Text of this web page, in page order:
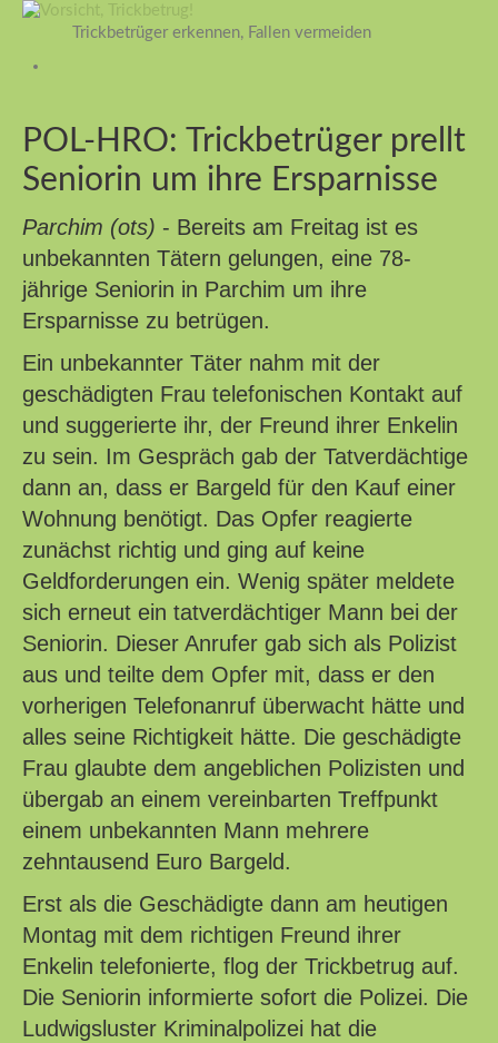
Trickbetrüger erkennen, Fallen vermeiden
POL-HRO: Trickbetrüger prellt
Seniorin um ihre Ersparnisse
Parchim (ots) - Bereits am Freitag ist es
unbekannten Tätern gelungen, eine 78-
jährige Seniorin in Parchim um ihre
Ersparnisse zu betrügen.
Ein unbekannter Täter nahm mit der
geschädigten Frau telefonischen Kontakt auf
und suggerierte ihr, der Freund ihrer Enkelin
zu sein. Im Gespräch gab der Tatverdächtige
dann an, dass er Bargeld für den Kauf einer
Wohnung benötigt. Das Opfer reagierte
zunächst richtig und ging auf keine
Geldforderungen ein. Wenig später meldete
sich erneut ein tatverdächtiger Mann bei der
Seniorin. Dieser Anrufer gab sich als Polizist
aus und teilte dem Opfer mit, dass er den
vorherigen Telefonanruf überwacht hätte und
alles seine Richtigkeit hätte. Die geschädigte
Frau glaubte dem angeblichen Polizisten und
übergab an einem vereinbarten Treffpunkt
einem unbekannten Mann mehrere
zehntausend Euro Bargeld.
Erst als die Geschädigte dann am heutigen
Montag mit dem richtigen Freund ihrer
Enkelin telefonierte, flog der Trickbetrug auf.
Die Seniorin informierte sofort die Polizei. Die
Ludwigsluster Kriminalpolizei hat die